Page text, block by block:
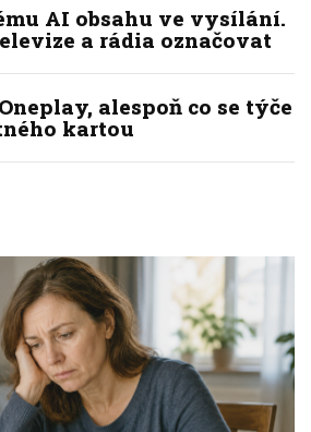
AI obsahu ve vysílání.
a rádia označovat
alespoň co se týče
kartou